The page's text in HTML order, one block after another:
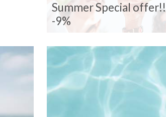
Summer Special offer!!
-9%